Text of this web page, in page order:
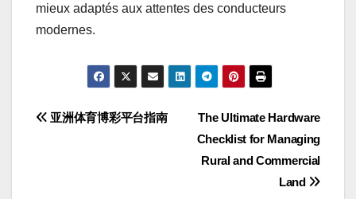
mieux adaptés aux attentes des conducteurs
modernes.
Post
The Ultimate Hardware
Checklist for Managing
Rural and Commercial
Land
亚洲体育博彩平台指南